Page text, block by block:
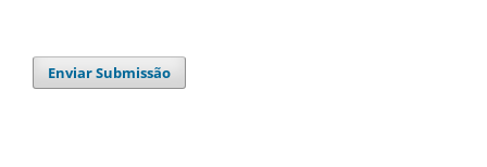
Enviar Submissão